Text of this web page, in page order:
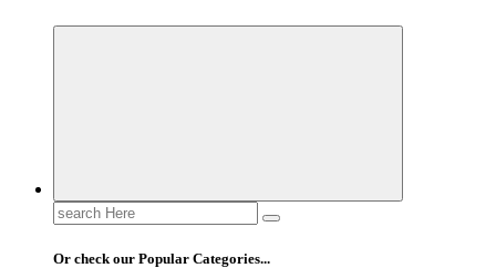
Search
for:
Or check our Popular Categories...